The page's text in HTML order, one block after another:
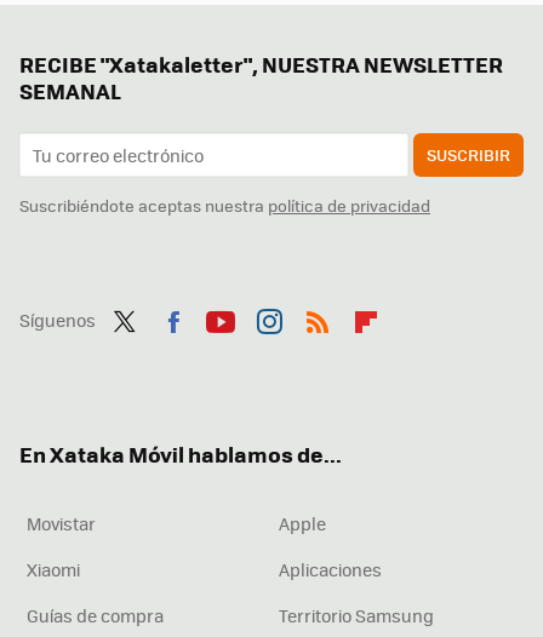
RECIBE "Xatakaletter", NUESTRA NEWSLETTER
SEMANAL
SUSCRIBIR
Suscribiéndote aceptas nuestra política de privacidad
Síguenos
En Xataka Móvil hablamos de...
Movistar
Apple
Xiaomi
Aplicaciones
Guías de compra
Territorio Samsung